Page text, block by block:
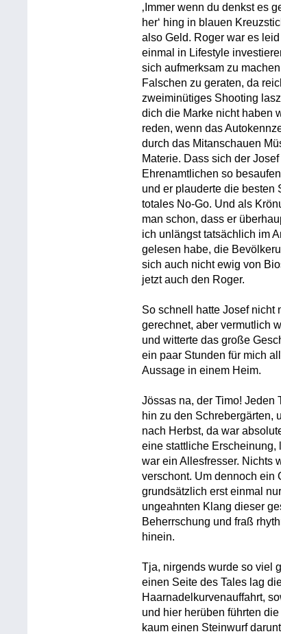
‚Immer wenn du denkst es
her‘ hing in blauen
also Geld. Roger war es
einmal in Lifestyle
sich aufmerksam zu
Falschen zu geraten, da
zweiminütiges Shooting
dich die Marke nicht haben
reden, wenn das
durch das Mitanschauen
Materie. Dass sich der
Ehrenamtlichen so
und er plauderte die besten
totales No-Go. Und als
man schon, dass er
ich unlängst tatsächlich im
gelesen habe, die
sich auch nicht ewig von
jetzt auch den Roger.
So schnell hatte Josef nicht
gerechnet, aber vermutlich
und witterte das große
ein paar Stunden für mich
Aussage in einem Heim.
Jössas na, der Timo! Jeden
hin zu den Schrebergärten,
nach Herbst, da war
eine stattliche
war ein Allesfresser. Nichts
verschont. Um dennoch ein
grundsätzlich erst einmal
ungeahnten Klang dieser
Beherrschung und fraß
hinein.
Tja, nirgends wurde so viel
einen Seite des Tales lag
Haarnadelkurvenauffahrt,
und hier herüben führten
kaum einen Steinwurf